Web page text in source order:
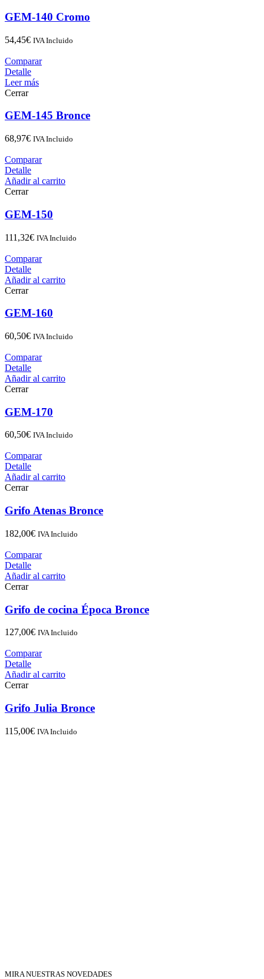
GEM-140 Cromo
54,45€ IVA Incluido
Comparar
Detalle
Leer más
Cerrar
GEM-145 Bronce
68,97€ IVA Incluido
Comparar
Detalle
Añadir al carrito
Cerrar
GEM-150
111,32€ IVA Incluido
Comparar
Detalle
Añadir al carrito
Cerrar
GEM-160
60,50€ IVA Incluido
Comparar
Detalle
Añadir al carrito
Cerrar
GEM-170
60,50€ IVA Incluido
Comparar
Detalle
Añadir al carrito
Cerrar
Grifo Atenas Bronce
182,00€ IVA Incluido
Comparar
Detalle
Añadir al carrito
Cerrar
Grifo de cocina Época Bronce
127,00€ IVA Incluido
Comparar
Detalle
Añadir al carrito
Cerrar
Grifo Julia Bronce
115,00€ IVA Incluido
MIRA NUESTRAS NOVEDADES